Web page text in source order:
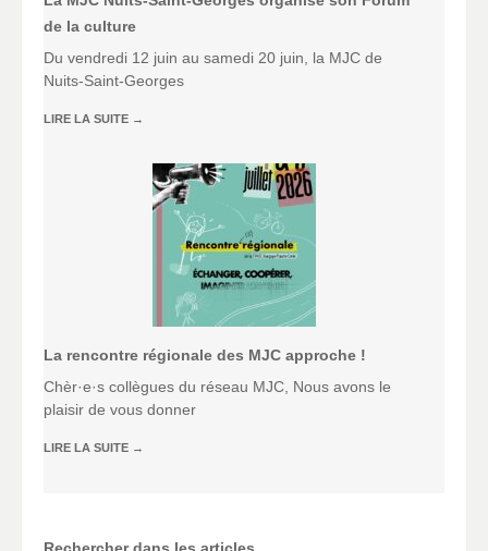
de la culture
Du vendredi 12 juin au samedi 20 juin, la MJC de
Nuits-Saint-Georges
LIRE LA SUITE →
La rencontre régionale des MJC approche !
Chèr·e·s collègues du réseau MJC, Nous avons le
plaisir de vous donner
LIRE LA SUITE →